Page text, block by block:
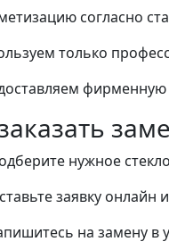
согласно
только
фирменную
нужное
заявку онлайн
на замену в